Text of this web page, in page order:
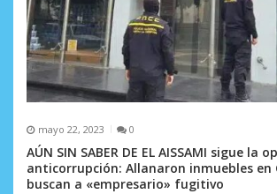
mayo 22, 2023 0
AÚN SIN SABER DE EL AISSAMI sigue la
anticorrupción: Allanaron inmuebles en
buscan a «empresario» fugitivo